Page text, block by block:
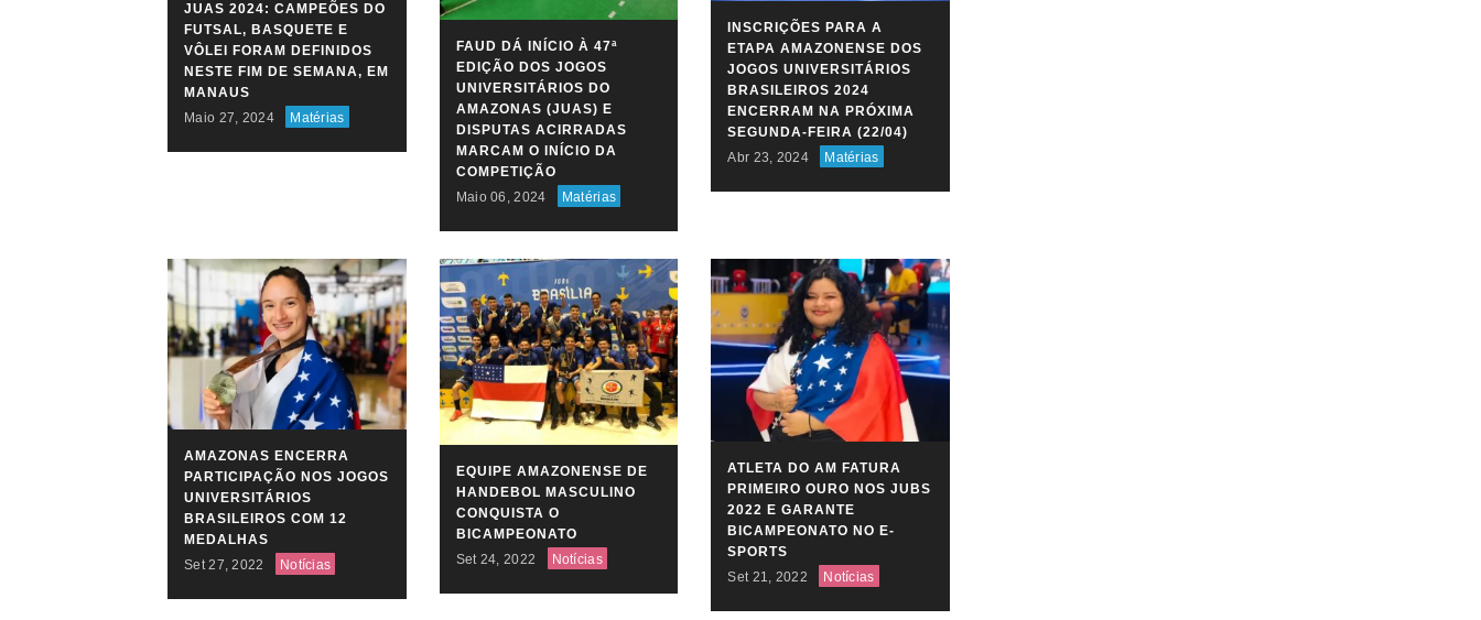
JUAS 2024: CAMPEÕES DO
FUTSAL, BASQUETE E
VÔLEI FORAM DEFINIDOS
NESTE FIM DE SEMANA, EM
MANAUS
Maio 27, 2024
Matérias
FAUD DÁ INÍCIO À 47ª
EDIÇÃO DOS JOGOS
UNIVERSITÁRIOS DO
AMAZONAS (JUAS) E
DISPUTAS ACIRRADAS
MARCAM O INÍCIO DA
COMPETIÇÃO
Maio 06, 2024
Matérias
INSCRIÇÕES PARA A
ETAPA AMAZONENSE DOS
JOGOS UNIVERSITÁRIOS
BRASILEIROS 2024
ENCERRAM NA PRÓXIMA
SEGUNDA-FEIRA (22/04)
Abr 23, 2024
Matérias
AMAZONAS ENCERRA
PARTICIPAÇÃO NOS JOGOS
UNIVERSITÁRIOS
BRASILEIROS COM 12
MEDALHAS
Set 27, 2022
Notícias
EQUIPE AMAZONENSE DE
HANDEBOL MASCULINO
CONQUISTA O
BICAMPEONATO
Set 24, 2022
Notícias
ATLETA DO AM FATURA
PRIMEIRO OURO NOS JUBS
2022 E GARANTE
BICAMPEONATO NO E-
SPORTS
Set 21, 2022
Notícias